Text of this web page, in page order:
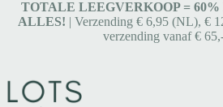
TOTALE LEEGVERKOOP = 60%
ALLES! | Verzending € 6,95 (NL), €
verzending vanaf €